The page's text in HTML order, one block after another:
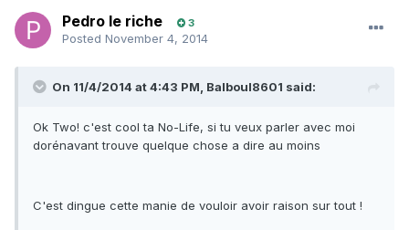
Pedro le riche 3
Posted November 4, 2014
On 11/4/2014 at 4:43 PM, Balboul8601 said:
Ok Two! c'est cool ta No-Life, si tu veux parler avec moi
dorénavant trouve quelque chose a dire au moins
C'est dingue cette manie de vouloir avoir raison sur tout !